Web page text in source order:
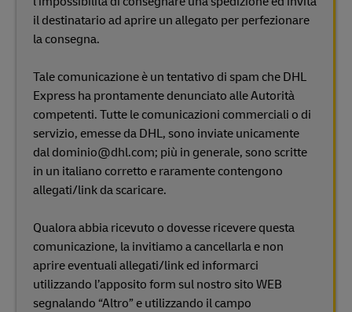
il destinatario ad aprire un allegato per perfezionare
la consegna.
Tale comunicazione è un tentativo di spam che DHL
Express ha prontamente denunciato alle Autorità
competenti. Tutte le comunicazioni commerciali o di
servizio, emesse da DHL, sono inviate unicamente
dal dominio@dhl.com; più in generale, sono scritte
in un italiano corretto e raramente contengono
allegati/link da scaricare.
Qualora abbia ricevuto o dovesse ricevere questa
comunicazione, la invitiamo a cancellarla e non
aprire eventuali allegati/link ed informarci
utilizzando l’apposito form sul nostro sito WEB
segnalando “Altro” e utilizzando il campo